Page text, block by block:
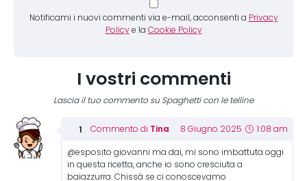
Notificami i nuovi commenti via e-mail, acconsenti a Privacy
Policy e la Cookie Policy
I vostri commenti
Lascia il tuo commento su Spaghetti con le telline
Commento di Tina 8 Giugno 2025 1:08 am
@esposito giovanni ma dai, mi sono imbattuta oggi
in questa ricetta, anche io sono cresciuta a
baiazzurra. Chissà se ci conoscevamo